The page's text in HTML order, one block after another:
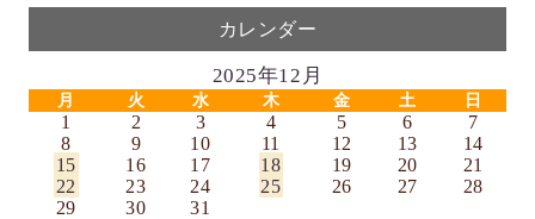
カレンダー
2025年12月
月 火 水 木 金 土 日
1 2 3 4 5 6
7
8
9 10 11 12 13
14
15
16 17 18 19 20
21
22
23 24 25 26 27
28
29
30 31